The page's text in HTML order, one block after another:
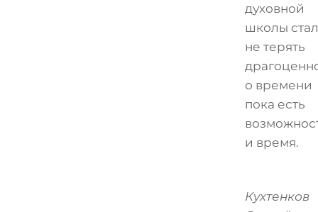
духовной
школы
не терять
о времени
пока есть
и время.
Кухтенков